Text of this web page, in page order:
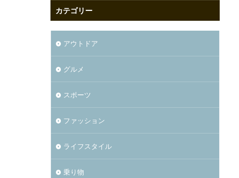
カテゴリー
アウトドア
グルメ
スポーツ
ファッション
ライフスタイル
乗り物